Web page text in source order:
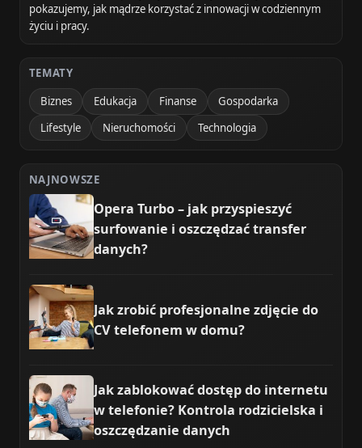
pokazujemy, jak mądrze korzystać z innowacji w codziennym
życiu i pracy.
TEMATY
Biznes
Edukacja Finanse
Gospodarka
Lifestyle
Nieruchomości Technologia
NAJNOWSZE
Opera Turbo – jak przyspieszyć
surfowanie i oszczędzać transfer
danych?
Jak zrobić profesjonalne zdjęcie do
CV telefonem w domu?
Jak zablokować dostęp do internetu
w telefonie? Kontrola rodzicielska i
oszczędzanie danych